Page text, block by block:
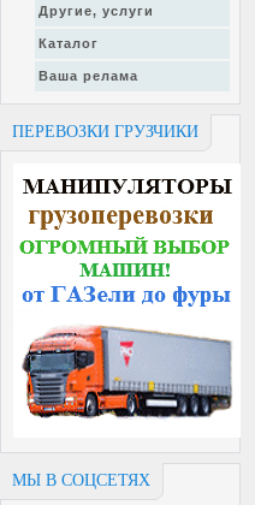
Другие, услуги
Каталог
Ваша релама
ПЕРЕВОЗКИ ГРУЗЧИКИ
МЫ В СОЦСЕТЯХ